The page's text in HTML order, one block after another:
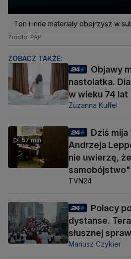
Ten i inne materiały obejrzysz w
Źródło: PAP
ZOBACZ TAKŻE:
Objawy
nastolatka.
w wieku 74 lat
Zuzanna Kuffel
57 min
Dziś
Andrzeja
nie uwierzę,
samobójstwo"
TVN24
Polacy
dystanse.
słusznej
Mariusz Czykier